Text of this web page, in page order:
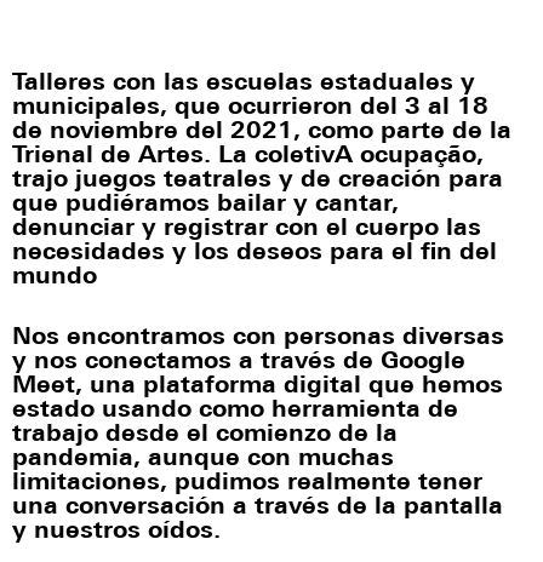
Talleres con las escuelas estaduales y
municipales, que ocurrieron del 3 al 18
de noviembre del 2021, como parte de la
Trienal de Artes. La coletivA ocupação,
trajo juegos teatrales y de creación para
que pudiéramos bailar y cantar,
denunciar y registrar con el cuerpo las
necesidades y los deseos para el fin del
mundo
Nos encontramos con personas diversas
y nos conectamos a través de Google
Meet, una plataforma digital que hemos
estado usando como herramienta de
trabajo desde el comienzo de la
pandemia, aunque con muchas
limitaciones, pudimos realmente tener
una conversación a través de la pantalla
y nuestros oídos.